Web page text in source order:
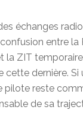
échanges
entre la
la ZIT
cette dernière. Si
pilote reste
de sa